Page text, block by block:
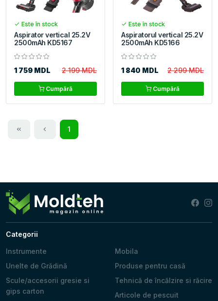
Este în stock
Aspirator vertical 25.2V
2500mAh KD5167
1 759 MDL 2 199 MDL
Cumpără
Este în stock
Aspiratorul vertical 25.2V
2500mAh KD5166
1 840 MDL 2 299 MDL
Cumpără
1
Categorii
Instrumente
Unelte de Grădină
Scule/accesorii gresie si
gips carton
Mobila
Produse pentru casă
Tehnică de încălzire si răcire
Articole de pescuit